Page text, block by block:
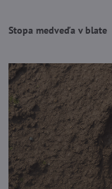
Stopa medveďa v blate